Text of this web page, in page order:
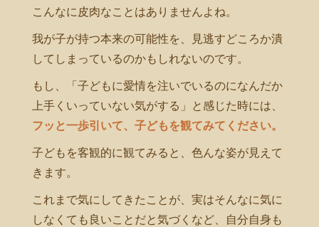
こんなに皮肉なことはありませんよね。
我が子が持つ本来の可能性を、見逃すどころか潰
してしまっているのかもしれないのです。
もし、「子どもに愛情を注いでいるのになんだか
上手くいっていない気がする」と感じた時には、
フッと一歩引いて、子どもを観てみてください。
子どもを客観的に観てみると、色んな姿が見えて
きます。
これまで気にしてきたことが、実はそんなに気に
しなくても良いことだと気づくなど、自分自身も